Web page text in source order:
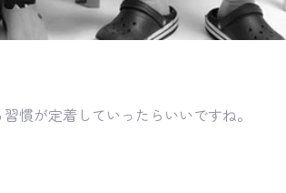
慣が定着していったらいいですね。